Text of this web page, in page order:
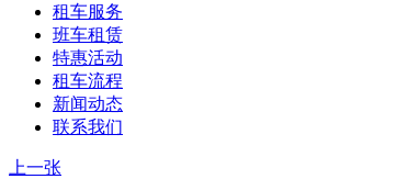
租车服务
班车租赁
特惠活动
租车流程
新闻动态
联系我们
上一张